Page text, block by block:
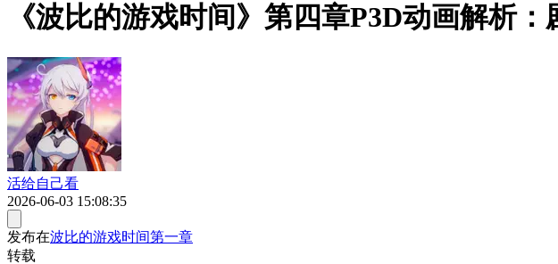
《波比的游戏时间》第四章P3D动画解析
活给自己看
2026-06-03 15:08:35
发布在波比的游戏时间第一章
转载